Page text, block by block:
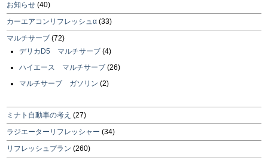
お知らせ (40)
カーエアコンリフレッシュα (33)
マルチサーブ (72)
デリカD5 マルチサーブ (4)
ハイエース マルチサーブ (26)
マルチサーブ ガソリン (2)
ミナト自動車の考え (27)
ラジエーターリフレッシャー (34)
リフレッシュプラン (260)